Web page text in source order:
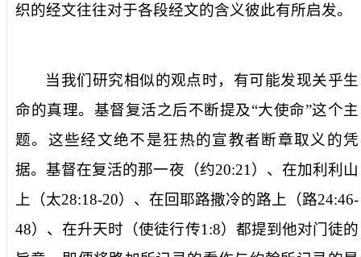
织的经文往往对于各段经文的含义彼此有所启发。
当我们研究相似的观点时，有可能发现关乎生
命的真理。基督复活之后不断提及“大使命”这个主
题。这些经文绝不是狂热的宣教者断章取义的凭
据。基督在复活的那一夜（约20:21 ）、在加利利山
上（太28:18-20）、在回耶路撒冷的路上（路24:46-
48）、在升天时（使徒行传1:8）都提到他对门徒的